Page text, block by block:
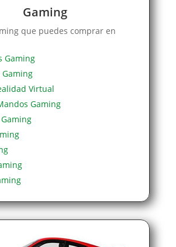
Gaming
que puedes comprar en
Gaming
Virtual
Gaming